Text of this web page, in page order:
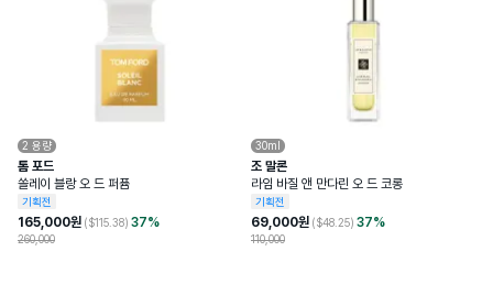
2 용량
톰 포드
쏠레이 블랑 오 드 퍼퓸
기획전
165,000원 ($115.38) 37%
260,000
30ml
조 말론
라임 바질 앤 만다린 오 드 코롱
기획전
69,000원 ($48.25) 37%
110,000